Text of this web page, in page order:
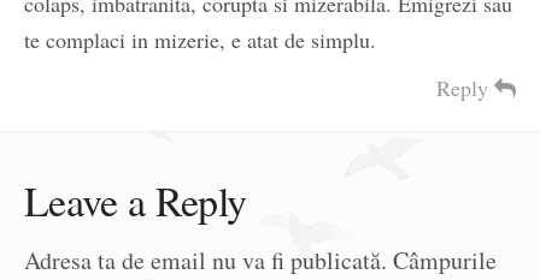
te complaci in mizerie, e atat de simplu.
Reply
Leave a Reply
Adresa ta de email nu va fi publicată. Câmpurile